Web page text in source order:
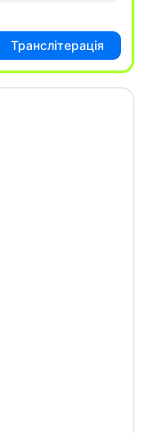
Транслітерація